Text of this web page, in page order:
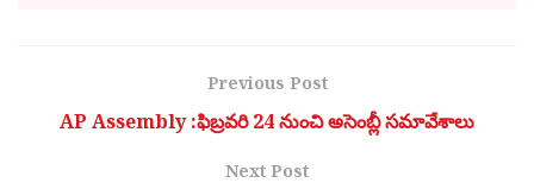
Previous Post
AP Assembly :ఫిబ్రవరి 24 నుంచి అసెంబ్లీ సమావేశాలు
Next Post